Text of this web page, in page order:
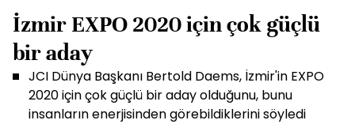
İzmir EXPO 2020 için çok güçlü
bir aday
JCI Dünya Başkanı Bertold Daems, İzmir'in EXPO
2020 için çok güçlü bir aday olduğunu, bunu
insanların enerjisinden görebildiklerini söyledi